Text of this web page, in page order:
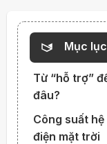
Mục lục
Từ “hỗ trợ”
đâu?
Công suất
điện mặt trời